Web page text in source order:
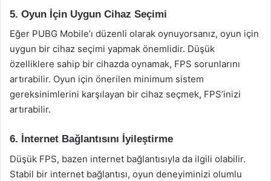
5. Oyun İçin Uygun Cihaz Seçimi
Eğer PUBG Mobile’ı düzenli olarak oynuyorsanız, oyun için
uygun bir cihaz seçimi yapmak önemlidir. Düşük
özelliklere sahip bir cihazda oynamak, FPS sorunlarını
artırabilir. Oyun için önerilen minimum sistem
gereksinimlerini karşılayan bir cihaz seçmek, FPS’inizi
artırabilir.
6. İnternet Bağlantısını İyileştirme
Düşük FPS, bazen internet bağlantısıyla da ilgili olabilir.
Stabil bir internet bağlantısı, oyun deneyiminizi olumlu